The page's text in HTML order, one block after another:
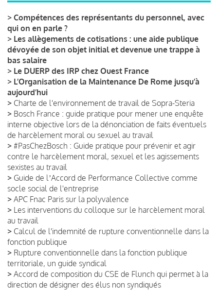
> Compétences des représentants du personnel, avec
qui on en parle ?
> Les allègements de cotisations : une aide publique
dévoyée de son objet initial et devenue une trappe à
bas salaire
> Le DUERP des IRP chez Ouest France
> L’Organisation de la Maintenance De Rome jusqu’à
aujourd’hui
> Charte de l'environnement de travail de Sopra-Steria
> Bosch France : guide pratique pour mener une enquête
interne objective lors de la dénonciation de faits éventuels
de harcèlement moral ou sexuel au travail
> #PasChezBosch : Guide pratique pour prévenir et agir
contre le harcèlement moral, sexuel et les agissements
sexistes au travail
> Guide de lʼAccord de Performance Collective comme
socle social de l'entreprise
> APC Fnac Paris sur la polyvalence
> Les interventions du colloque sur le harcèlement moral
au travail
> Calcul de l'indemnité de rupture conventionnelle dans la
fonction publique
> Rupture conventionnelle dans la fonction publique
territoriale, un guide syndical
> Accord de composition du CSE de Flunch qui permet à la
direction de désigner des élus non syndiqués